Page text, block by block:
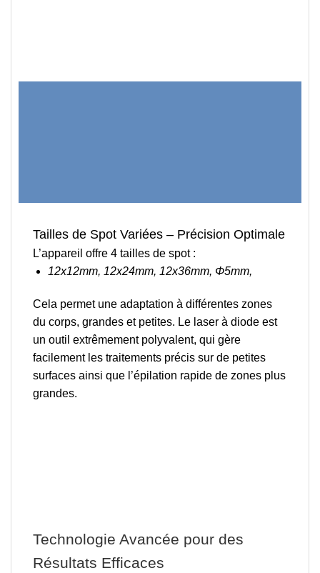
Tailles de Spot Variées – Précision Optimale
L’appareil offre 4 tailles de spot :
12x12mm, 12x24mm, 12x36mm, Φ5mm,
Cela permet une adaptation à différentes zones
du corps, grandes et petites. Le laser à diode est
un outil extrêmement polyvalent, qui gère
facilement les traitements précis sur de petites
surfaces ainsi que l’épilation rapide de zones plus
grandes.
Technologie Avancée pour des
Résultats Efficaces